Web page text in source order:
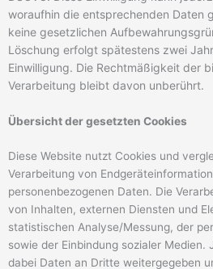
woraufhin die entsprechenden Daten
keine gesetzlichen
Löschung erfolgt spätestens zwei
Einwilligung. Die Rechtmäßigkeit der
Verarbeitung bleibt davon unberührt.
Übersicht der gesetzten Cookies
Diese Website nutzt Cookies und
Verarbeitung von
personenbezogenen Daten. Die
von Inhalten, externen Diensten und
statistischen Analyse/Messung, der
sowie der Einbindung sozialer Medien.
dabei Daten an Dritte weitergegeben